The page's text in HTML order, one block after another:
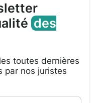
des
toutes dernières
par nos juristes